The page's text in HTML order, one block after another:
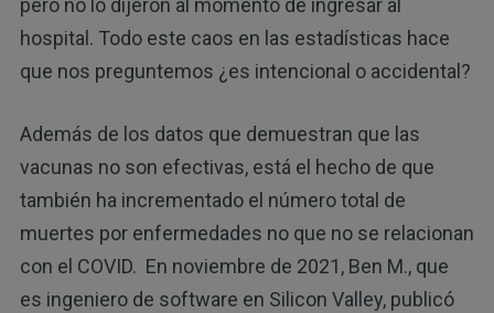
pero no lo dijeron al momento de ingresar al
hospital. Todo este caos en las estadísticas hace
que nos preguntemos ¿es intencional o accidental?
Además de los datos que demuestran que las
vacunas no son efectivas, está el hecho de que
también ha incrementado el número total de
muertes por enfermedades no que no se relacionan
con el COVID. En noviembre de 2021, Ben M., que
es ingeniero de software en Silicon Valley, publicó